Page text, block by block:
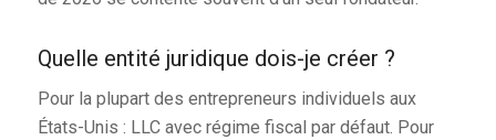
Quelle entité juridique dois-je créer ?
Pour la plupart des entrepreneurs individuels aux
États-Unis : LLC avec régime fiscal par défaut. Pour